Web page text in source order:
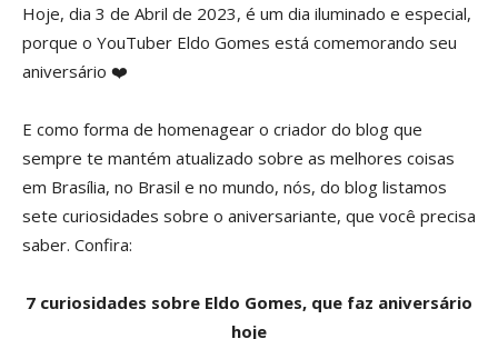
Hoje, dia 3 de Abril de 2023, é um dia iluminado e especial,
porque o YouTuber Eldo Gomes está comemorando seu
aniversário ❤️
E como forma de homenagear o criador do blog que
sempre te mantém atualizado sobre as melhores coisas
em Brasília, no Brasil e no mundo, nós, do blog listamos
sete curiosidades sobre o aniversariante, que você precisa
saber. Confira:
7 curiosidades sobre Eldo Gomes, que faz aniversário
hoje